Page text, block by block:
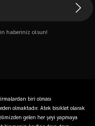
haberiniz olsun!
biri olması
olmaktadır. Atek bisiklet olarak
gelen her şeyi yapmaya